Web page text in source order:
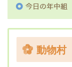
動物村